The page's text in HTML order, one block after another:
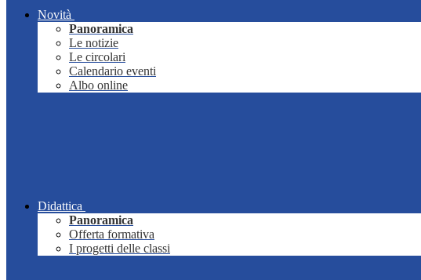
Novità
Panoramica
Le notizie
Le circolari
Calendario eventi
Albo online
Didattica
Panoramica
Offerta formativa
I progetti delle classi